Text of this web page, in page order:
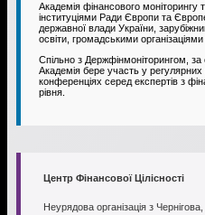
Академія фінансового
інституціями Ради Європи та
державної влади України,
освіти, громадськими
Спільно з Держфінмоніторингом, за
Академія бере участь у
конференціях серед експертів з
рівня.
Центр Фінансової Цілісності
Неурядова організація з